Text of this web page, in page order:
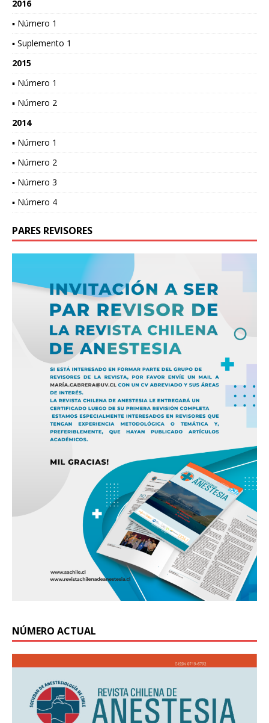
2016
▪ Número 1
▪ Suplemento 1
2015
▪ Número 1
▪ Número 2
2014
▪ Número 1
▪ Número 2
▪ Número 3
▪ Número 4
PARES REVISORES
NÚMERO ACTUAL